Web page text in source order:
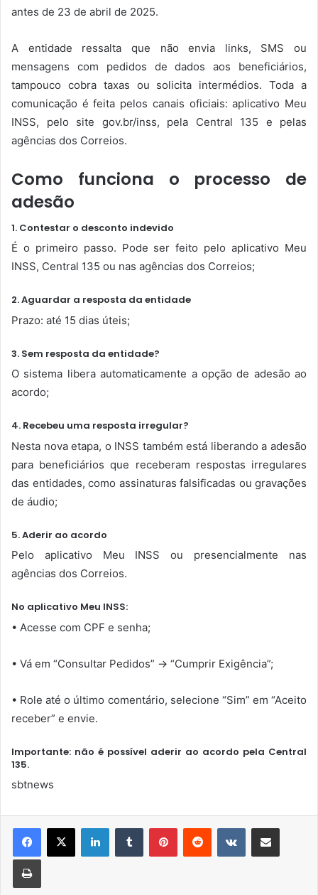
antes de 23 de abril de 2025.
A entidade ressalta que não envia links, SMS ou
mensagens com pedidos de dados aos beneficiários,
tampouco cobra taxas ou solicita intermédios. Toda a
comunicação é feita pelos canais oficiais: aplicativo Meu
INSS, pelo site gov.br/inss, pela Central 135 e pelas
agências dos Correios.
Como funciona o processo de
adesão
1. Contestar o desconto indevido
É o primeiro passo. Pode ser feito pelo aplicativo Meu
INSS, Central 135 ou nas agências dos Correios;
2. Aguardar a resposta da entidade
Prazo: até 15 dias úteis;
3. Sem resposta da entidade?
O sistema libera automaticamente a opção de adesão ao
acordo;
4. Recebeu uma resposta irregular?
Nesta nova etapa, o INSS também está liberando a adesão
para beneficiários que receberam respostas irregulares
das entidades, como assinaturas falsificadas ou gravações
de áudio;
5. Aderir ao acordo
Pelo aplicativo Meu INSS ou presencialmente nas
agências dos Correios.
No aplicativo Meu INSS:
• Acesse com CPF e senha;
• Vá em “Consultar Pedidos” → “Cumprir Exigência”;
• Role até o último comentário, selecione “Sim” em “Aceito
receber” e envie.
Importante: não é possível aderir ao acordo pela Central
135.
sbtnews
LinkedinTumblr PinterestReddit VK Compartilhar via e-mail
Imprimir